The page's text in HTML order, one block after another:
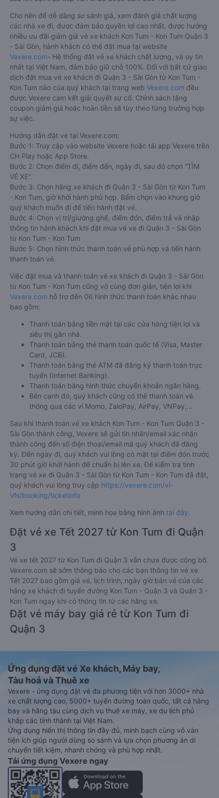
Cho nên để dễ dàng so sánh giá, xem đánh giá chất lượng
các nhà xe đi, được đảm bảo quyền lợi cao nhất, được hưởng
nhiều ưu đãi giảm giá vé xe khách Kon Tum - Kon Tum Quận 3
- Sài Gòn, hành khách có thể đặt mua tại website
Vexere.com- Hệ thống đặt vé xe khách chất lượng, và uy tín
nhất tại Việt Nam, đảm bảo giữ chỗ 100%. Đối với bất cứ giao
dịch đặt mua vé xe khách đi Quận 3 - Sài Gòn từ Kon Tum -
Kon Tum nào của quý khách tại trang web Vexere.com đều
được Vexere cam kết giải quyết sự cố. Chính sách tặng
coupon giảm giá hoặc hoàn tiền sẽ tùy theo từng trường hợp
sự việc.
Hướng dẫn đặt vé tại Vexere.com:
Bước 1: Truy cập vào website Vexere hoặc tải app Vexere trên
CH Play hoặc App Store.
Bước 2: Chọn điểm đi, điểm đến, ngày đi, sau đó chọn “TÌM
VÉ XE”.
Bước 3: Chọn hãng xe khách đi Quận 3 - Sài Gòn từ Kon Tum
- Kon Tum, giờ khởi hành phù hợp. Bấm chọn vào khung giờ
quý khách muốn đi để tiến hành đặt vé.
Bước 4: Chọn vị trí/giường ghế, điểm đón, điểm trả và nhập
thông tin hành khách khi đặt mua vé xe đi Quận 3 - Sài Gòn
từ Kon Tum - Kon Tum
Bước 5: Chọn hình thức thanh toán vé phù hợp và tiến hành
thanh toán vé.
Việc đặt mua và thanh toán vé xe khách đi Quận 3 - Sài Gòn
từ Kon Tum - Kon Tum cũng vô cùng đơn giản, tiện lợi khi
Vexere.com hỗ trợ đến 06 hình thức thanh toán khác nhau
bao gồm:
Thanh toán bằng tiền mặt tại các cửa hàng tiện lợi và
siêu thị gần nhà.
Thanh toán bằng thẻ thanh toán quốc tế (Visa, Master
Card, JCB).
Thanh toán bằng thẻ ATM đã đăng ký thanh toán trực
tuyến (Internet Banking).
Thanh toán bằng hình thức chuyển khoản ngân hàng.
Bên cạnh đó, quý khách cũng có thể thanh toán vé
thông qua các ví Momo, ZaloPay, AirPay, VNPay,…
Sau khi thanh toán vé xe khách Kon Tum - Kon Tum Quận 3 -
Sài Gòn thành công, Vexere sẽ gửi tin nhắn/email xác nhận
thành công đến số điện thoại/email mà quý khách đã đăng
ký. Đến ngày đi, quý khách vui lòng có mặt tại điểm đón trước
30 phút giờ khởi hành để chuẩn bị lên xe. Để kiểm tra tình
trạng vé xe đi Quận 3 - Sài Gòn từ Kon Tum - Kon Tum đã đặt,
quý khách vui lòng truy cập https://vexere.com/vi-
VN/booking/ticketinfo
Xem hướng dẫn chi tiết, minh họa bằng hình ảnh tại đây.
Đặt vé xe Tết 2027 từ Kon Tum đi Quận
3
Vé xe tết 2027 từ Kon Tum đi Quận 3 vẫn chưa được công bố.
Vexere.com sẽ sớm thông báo cho các bạn thông tin vé xe
Tết 2027 bao gồm giá vé, lịch trình, ngày giờ bán vé của các
hãng xe khách đi tuyến đường Kon Tum - Quận 3 và Quận 3 -
Kon Tum ngay khi có thông tin từ các hãng xe.
Đặt vé máy bay giá rẻ từ Kon Tum đi
Quận 3
Ứng dụng đặt vé Xe khách, Máy bay,
Tàu hoả và Thuê xe
Vexere - ứng dụng đặt vé đa phương tiện với hơn 3000+ nhà
xe chất lượng cao, 5000+ tuyến đường toàn quốc, tất cả hãng
bay và hãng tàu cùng dịch vụ thuê xe máy, xe du lịch phủ
khắp các tỉnh thành tại Việt Nam.
Ứng dụng hiển thị thông tin đầy đủ, minh bạch cùng vô vàn
tiện ích giúp người dùng so sánh và lựa chọn phương án di
chuyển tiết kiệm, nhanh chóng và phù hợp nhất.
Tải ứng dụng Vexere ngay